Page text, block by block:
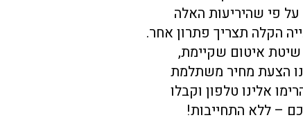
על פי שהיריעות האלה
הקלה תצריך פתרון אחר.
איטום שקיימת,
מאיתנו הצעת מחיר משתלמת
אלינו טלפון וקבלו
– ללא התחייבות!